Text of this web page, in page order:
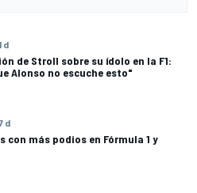
d
de Stroll sobre su ídolo en la F1:
Alonso no escuche esto"
d
con más podios en Fórmula 1 y